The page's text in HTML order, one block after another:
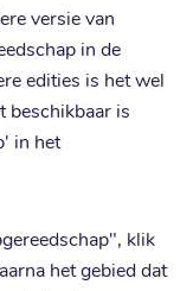
versie van
in de
edities is het wel
beschikbaar is
in het
klik
het gebied dat